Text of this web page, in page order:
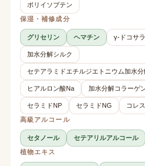
ポリイソブテン
保湿・補修成分
グリセリン ヘマチン γ-ドコサ
加水分解シルク
セテアラミドエチルジエトニウム加水分
ヒアルロン酸Na 加水分解コラーゲ
セラミドNP セラミドNG コレ
高級アルコール
セタノール
セテアリルアルコール
植物エキス